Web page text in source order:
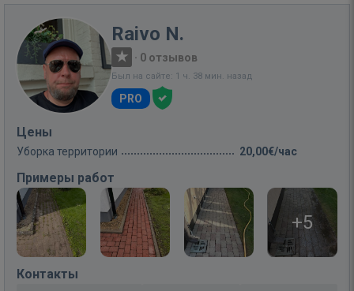
Raivo N.
· 0 отзывов
Был на сайте: 1 ч. 38 мин. назад
PRO
Цены
Уборка территории 20,00€/час
Примеры работ
+5
Контакты